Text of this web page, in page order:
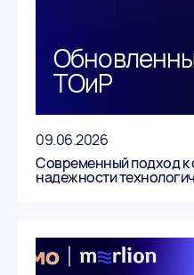
ТОиР
09.06.2026
Современный подход к
надежности
подробнее.